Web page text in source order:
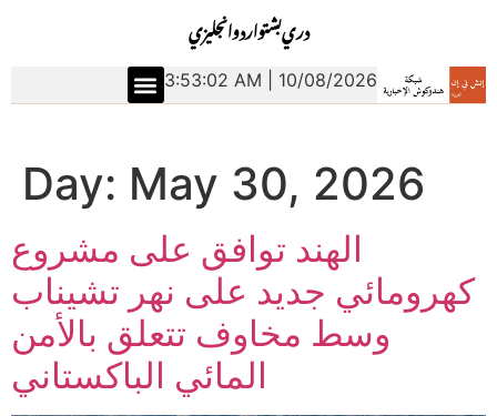
انجليزياردوبشتودري
3:53:03 AM | 10/08/2026
Day: May 30, 2026
الهند توافق على مشروع
كهرومائي جديد على نهر تشيناب
وسط مخاوف تتعلق بالأمن
المائي الباكستاني